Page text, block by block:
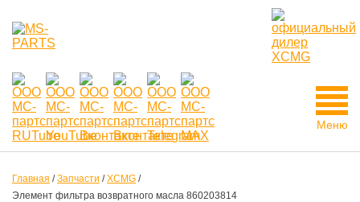
Меню
Главная /Запчасти /XCMG /
Элемент фильтра возвратного масла 860203814